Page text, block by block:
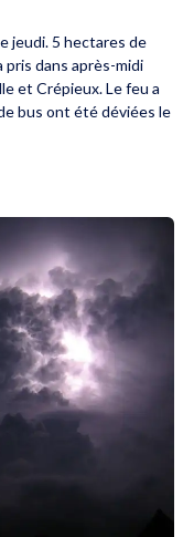
jeudi. 5 hectares de
dans après-midi
et Crépieux. Le feu a
bus ont été déviées le